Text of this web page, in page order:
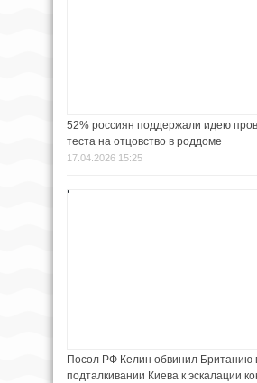
52% россиян поддержали идею
теста на отцовство в роддоме
17.04.2026 15:25
Посол РФ Келин обвинил Британию
подталкивании Киева к эскалации